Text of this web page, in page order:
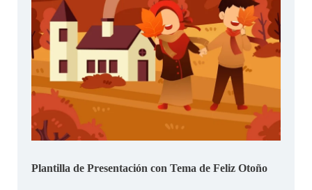
Plantilla de Presentación con Tema de Feliz Otoño